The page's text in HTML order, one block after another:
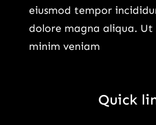
eiusmod tempor
dolore magna aliqua. Ut
minim veniam
Quick